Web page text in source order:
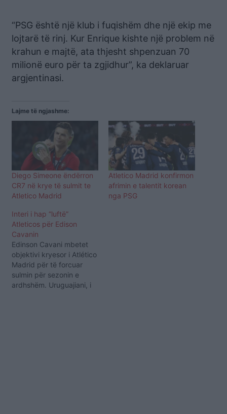
“PSG është një klub i fuqishëm dhe një ekip me
lojtarë të rinj. Kur Enrique kishte një problem në
krahun e majtë, ata thjesht shpenzuan 70
milionë euro për ta zgjidhur”, ka deklaruar
argjentinasi.
Lajme të ngjashme:
Diego Simeone ëndërron
CR7 në krye të sulmit te
Atletico Madrid
Atletico Madrid konfirmon
afrimin e talentit korean
nga PSG
Interi i hap “luftë”
Atleticos për Edison
Cavanin
Edinson Cavani mbetet
objektivi kryesor i Atlético
Madrid për të forcuar
sulmin për sezonin e
ardhshëm. Uruguajiani, i